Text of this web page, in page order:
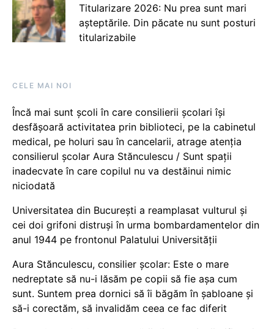
Titularizare 2026: Nu prea sunt mari
așteptările. Din păcate nu sunt posturi
titularizabile
CELE MAI NOI
Încă mai sunt școli în care consilierii școlari își
desfășoară activitatea prin biblioteci, pe la cabinetul
medical, pe holuri sau în cancelarii, atrage atenția
consilierul școlar Aura Stănculescu / Sunt spații
inadecvate în care copilul nu va destăinui nimic
niciodată
Universitatea din București a reamplasat vulturul și
cei doi grifoni distruși în urma bombardamentelor din
anul 1944 pe frontonul Palatului Universității
Aura Stănculescu, consilier școlar: Este o mare
nedreptate să nu-i lăsăm pe copii să fie așa cum
sunt. Suntem prea dornici să îi băgăm în șabloane și
să-i corectăm, să invalidăm ceea ce fac diferit